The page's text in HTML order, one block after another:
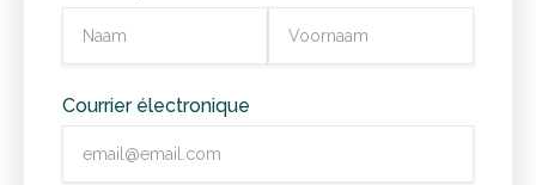
Courrier électronique